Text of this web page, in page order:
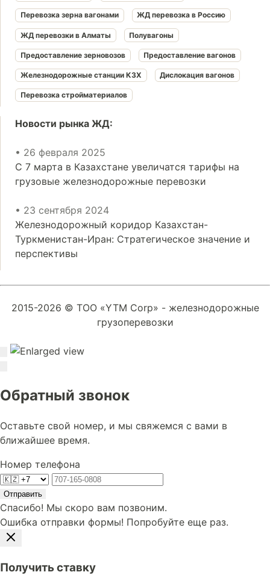
Перевозка зерна вагонами ЖД перевозка в Россию
ЖД перевозки в Алматы Полувагоны
Предоставление зерновозов Предоставление вагонов
Железнодорожные станции КЗХ Дислокация вагонов
Перевозка стройматериалов
Новости рынка ЖД:
• 26 февраля 2025
С 7 марта в Казахстане увеличатся тарифы на
грузовые железнодорожные перевозки
• 23 сентября 2024
Железнодорожный коридор Казахстан-
Туркменистан-Иран: Стратегическое значение и
перспективы
2015-2026 © ТОО «YTM Corp» - железнодорожные
грузоперевозки
Обратный звонок
Оставьте свой номер, и мы свяжемся с вами в
ближайшее время.
Номер телефона
Отправить
Спасибо! Мы скоро вам позвоним.
Ошибка отправки формы! Попробуйте еще раз.
Получить ставку